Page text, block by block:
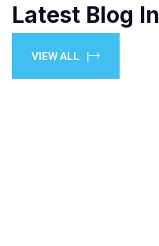
Latest Blog
VIEW ALL |